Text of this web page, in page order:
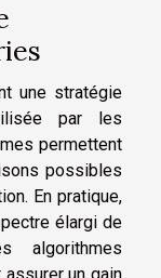
une stratégie
par les
permettent
possibles
En pratique,
élargi de
algorithmes